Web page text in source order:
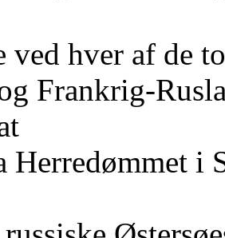
hver af de
Frankrig-
Herredømmet